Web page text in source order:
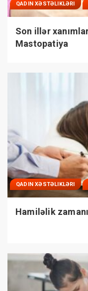
QADIN XƏSTƏLIKLƏRI
Son illər
Mastopatiya
QADIN XƏSTƏLIKLƏRI
Hamiləlik